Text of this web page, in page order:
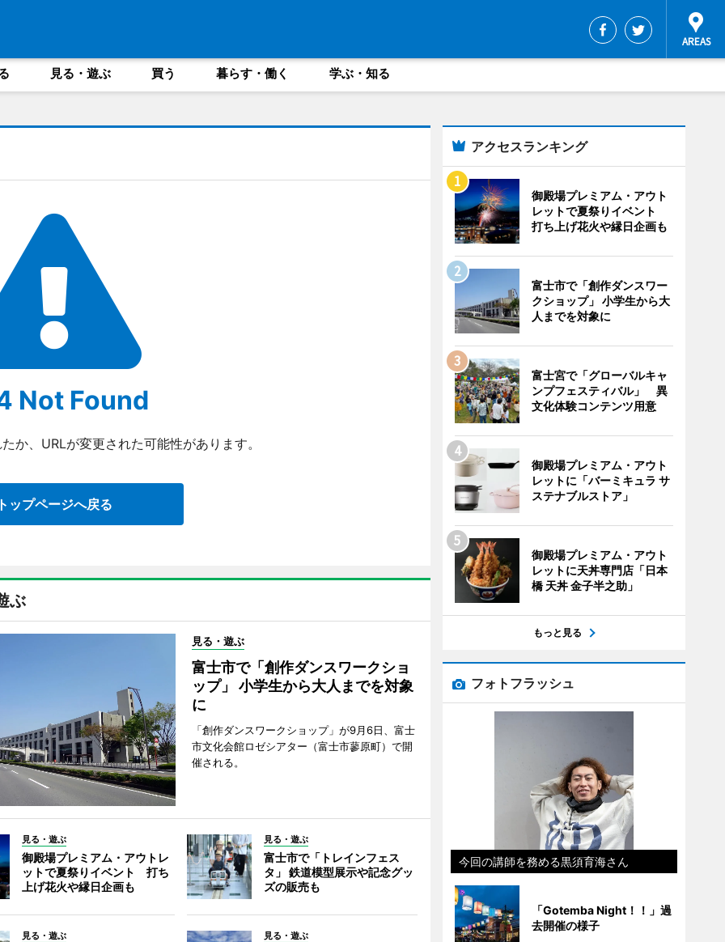
見る・遊ぶ 買う 暮らす・働く 学ぶ・知る
Not Found
か、URLが変更された可能性があります。
ップページへ戻る
ぶ
見る・遊ぶ
富士市で「創作ダンスワークショ
ップ」 小学生から大人までを対象
に
「創作ダンスワークショップ」が9月6日、富士
市文化会館ロゼシアター（富士市蓼原町）で開
催される。
見る・遊ぶ
御殿場プレミアム・アウトレ
ットで夏祭りイベント 打ち
上げ花火や縁日企画も
見る・遊ぶ
富士市で「トレインフェス
タ」 鉄道模型展示や記念グッ
ズの販売も
見る・遊ぶ 見る・遊ぶ
アクセスランキング
御殿場プレミアム・アウト
レットで夏祭りイベント
打ち上げ花火や縁日企画も
富士市で「創作ダンスワー
クショップ」 小学生から大
人までを対象に
富士宮で「グローバルキャ
ンプフェスティバル」 異
文化体験コンテンツ用意
御殿場プレミアム・アウト
レットに「バーミキュラ サ
ステナブルストア」
御殿場プレミアム・アウト
レットに天丼専門店「日本
橋 天丼 金子半之助」
もっと見る
フォトフラッシュ
今回の講師を務める黒須育海さん
「Gotemba Night！！」過
去開催の様子